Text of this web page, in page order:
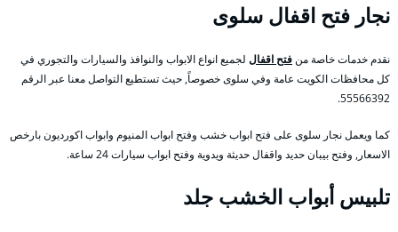
نجار فتح اقفال سلوى
نقدم خدمات خاصة منفتح اقفال لجميع انواع الابواب والنوافذ والسيارات والتجوري في
كل محافظات الكويت عامة وفي سلوى خصوصاً, حيث تستطيع التواصل معنا عبر الرقم
55566392.
كما ويعمل نجار سلوى على فتح ابواب خشب وفتح ابواب المنيوم وابواب اكورديون بارخص
الاسعار, وفتح بيبان حديد واقفال حديثة ويدوية وفتح ابواب سيارات 24 ساعة.
تلبيس أبواب الخشب جلد